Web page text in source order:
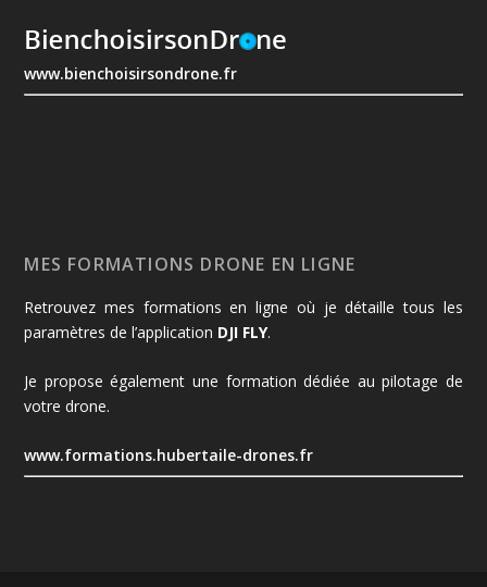
www.bienchoisirsondrone.fr
MES FORMATIONS DRONE EN LIGNE
Retrouvez mes formations en ligne où je détaille tous les
paramètres de l’application DJI FLY.
Je propose également une formation dédiée au pilotage de
votre drone.
www.formations.hubertaile-drones.fr